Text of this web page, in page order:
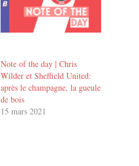
Note of the day | Chris
Wilder et Sheffield United:
après le champagne, la gueule
de bois
15 mars 2021